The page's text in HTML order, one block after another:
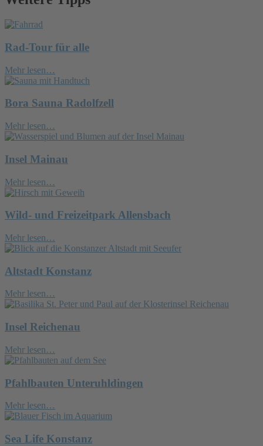
Rad-Tour für alle
Mehr lesen…
Bora Sauna Radolfzell
Mehr lesen…
Insel Mainau
Mehr lesen…
Wild- und Freizeitpark Allensbach
Mehr lesen…
Altstadt Konstanz
Mehr lesen…
Insel Reichenau
Mehr lesen…
Pfahlbauten Unteruhldingen
Mehr lesen…
Sea Life Konstanz